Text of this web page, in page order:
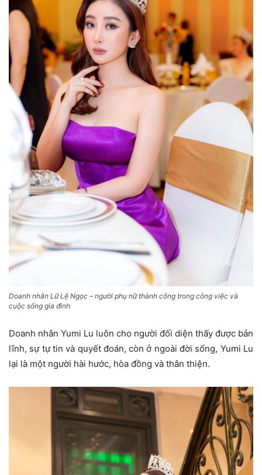
Doanh nhân Lữ Lệ Ngọc – người phụ nữ thành công trong công việc và
cuộc sống gia đình
Doanh nhân Yumi Lu luôn cho người đối diện thấy được bản
lĩnh, sự tự tin và quyết đoán, còn ở ngoài đời sống, Yumi Lu
lại là một người hài hước, hòa đồng và thân thiện.